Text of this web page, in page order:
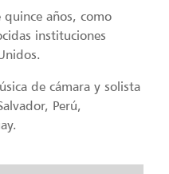
años, como
instituciones
de cámara y solista
Perú,